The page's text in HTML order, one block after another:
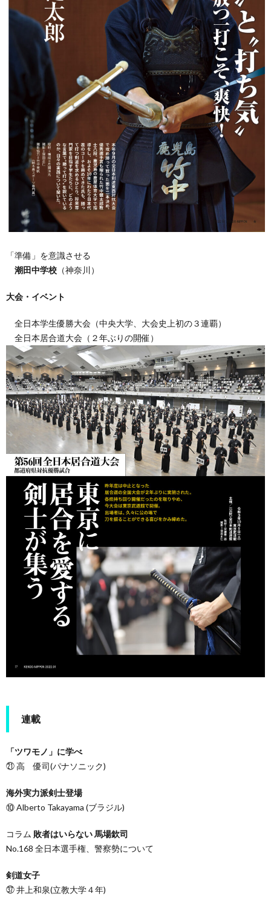
「準備」を意識させる
潮田中学校 （神奈川）
大会・イベント
全日本学生優勝大会（中央大学、大会史上初の３連覇）
全日本居合道大会（２年ぶりの開催）
連載
「ツワモノ」に学べ
㉑ 高 優司(パナソニック)
海外実力派剣士登場
⑩ Alberto Takayama (ブラジル)
コラム 敗者はいらない 馬場欽司
No.168 全日本選手権、警察勢について
剣道女子
㊲ 井上和泉(立教大学４年)